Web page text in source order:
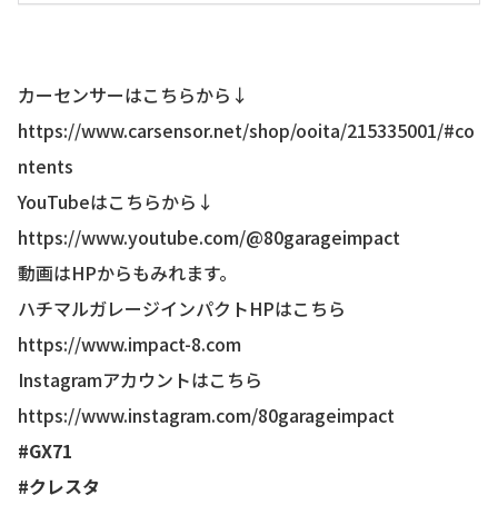
カーセンサーはこちらから↓
https://www.carsensor.net/shop/ooita/215335001/#co
ntents
YouTubeはこちらから↓
https://www.youtube.com/@80garageimpact
動画はHPからもみれます。
ハチマルガレージインパクトHPはこちら
https://www.impact-8.com
Instagramアカウントはこちら
https://www.instagram.com/80garageimpact
#GX71
#クレスタ